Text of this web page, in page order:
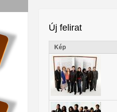
Új felirat
Kép